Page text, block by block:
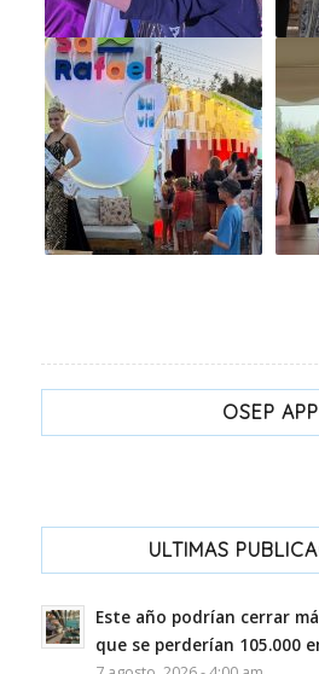
OSEP APP
ULTIMAS
Este año podrían cerrar
que se perderían 105.000